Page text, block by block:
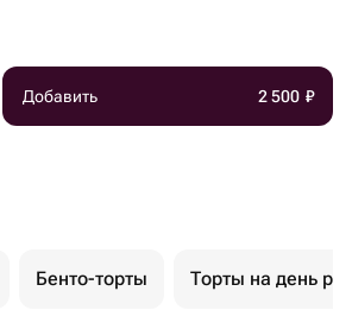
Добавить 2 500 ₽
Бенто-торты Торты на день